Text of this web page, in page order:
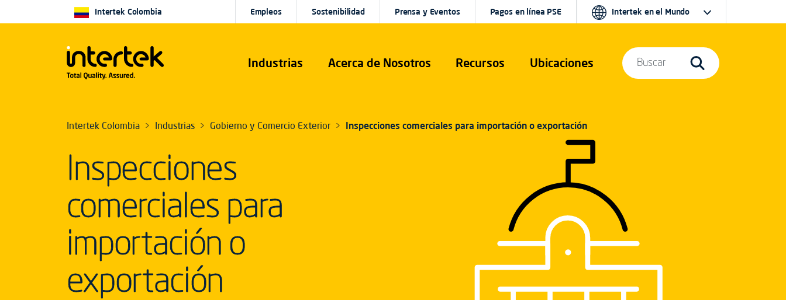
Industrias Acerca de Nosotros Recursos Ubicaciones
Intertek Colombia Empleos Sostenibilidad Prensa y Eventos Pagos en línea PSE Intertek en el Mundo
Buscar
Intertek Colombia Industrias Gobierno y Comercio Exterior Inspecciones comerciales para importación o exportación
Inspecciones
comerciales para
importación o
exportación